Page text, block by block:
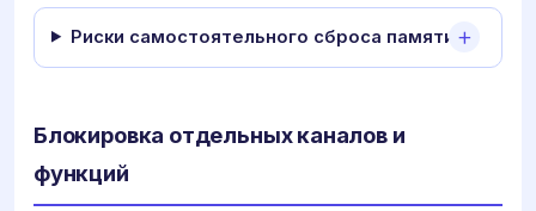
Риски самостоятельного сброса памяти
Блокировка отдельных каналов и
функций